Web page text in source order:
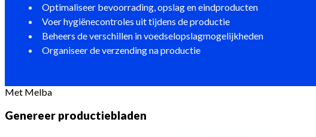
Optimaliseer bevoorrading, opslag en eindproducten
Voer hygiënecontroles uit tijdens de productie
Beheers de verschillen in voedselopslagmogelijkheden
Organiseer de verzending na productie
Met Melba
Genereer productiebladen